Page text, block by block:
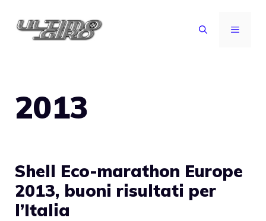
MENU
2013
Shell Eco-marathon Europe
2013, buoni risultati per
l’Italia